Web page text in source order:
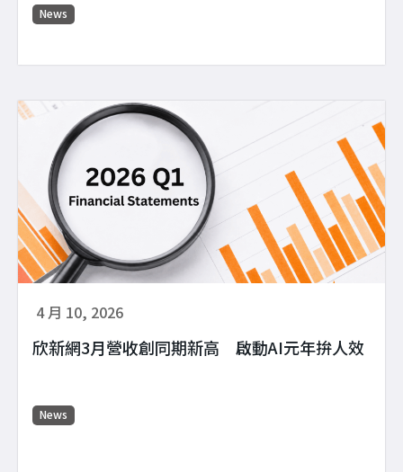
News
News
欣新網3月營收創同期新高 啟動AI元年拚人效
4 月 10, 2026